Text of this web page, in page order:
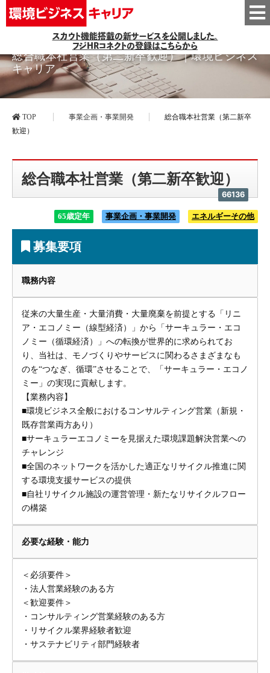
スカウト機能搭載の新サービスを公開しました。
フジHRコネクトの登録はこちらから
総合職本社営業（第二新卒歓迎）｜環境ビジネス
キャリア
TOP 事業企画・事業開発
総合職本社営業（第二新卒
歓迎）
総合職本社営業（第二新卒歓迎）
66136
65歳定年 事業企画・事業開発 エネルギーその他
募集要項
職務内容
従来の大量生産・大量消費・大量廃棄を前提とする「リニ
ア・エコノミー（線型経済）」から「サーキュラー・エコ
ノミー（循環経済）」への転換が世界的に求められてお
り、当社は、モノづくりやサービスに関わるさまざまなも
のを“つなぎ、循環”させることで、「サーキュラー・エコノ
ミー」の実現に貢献します。
【業務内容】
■環境ビジネス全般におけるコンサルティング営業（新規・
既存営業両方あり）
■サーキュラーエコノミーを見据えた環境課題解決営業への
チャレンジ
■全国のネットワークを活かした適正なリサイクル推進に関
する環境支援サービスの提供
■自社リサイクル施設の運営管理・新たなリサイクルフロー
の構築
必要な経験・能力
＜必須要件＞
・法人営業経験のある方
＜歓迎要件＞
・コンサルティング営業経験のある方
・リサイクル業界経験者歓迎
・サステナビリティ部門経験者